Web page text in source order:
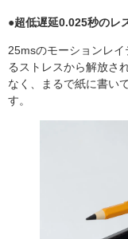
●超低遅延0.025秒のレ
25msのモーションレ
るストレスから解放さ
なく、まるで紙に書い
す。